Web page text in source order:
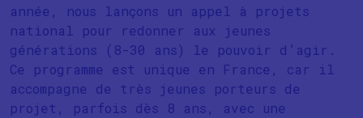
année, nous lançons un appel à projets
national pour redonner aux jeunes
générations (8-30 ans) le pouvoir d’agir.
Ce programme est unique en France, car il
accompagne de très jeunes porteurs de
projet, parfois dès 8 ans, avec une